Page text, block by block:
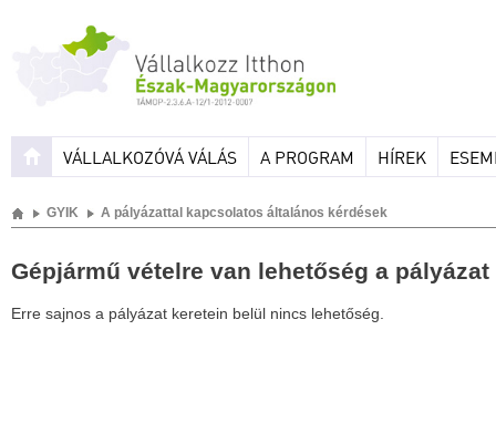
VÁLLALKOZÓVÁ VÁLÁS A PROGRAM HÍREK
GYIK A pályázattal kapcsolatos általános kérdések
Gépjármű vételre van lehetőség a
Erre sajnos a pályázat keretein belül nincs lehetőség.